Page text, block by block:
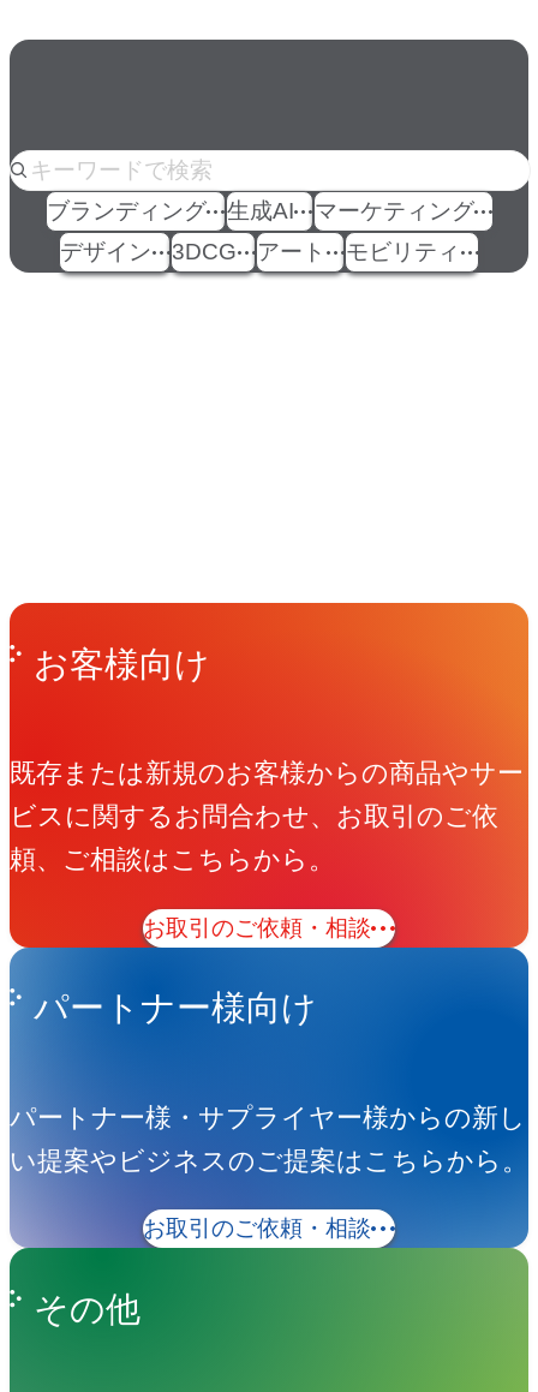
人気のkeyword
ブランディング 生成AI
マーケティング
デザイン
3DCG アート モビリティ
Get in Touchお問い合わせ
お客様向け
既存または新規のお客様からの商品やサー
ビスに関するお問合わせ、お取引のご依
頼、ご相談はこちらから。
お取引のご依頼・相談
パートナー様向け
パートナー様・サプライヤー様からの新し
い提案やビジネスのご提案はこちらから。
お取引のご依頼・相談
その他